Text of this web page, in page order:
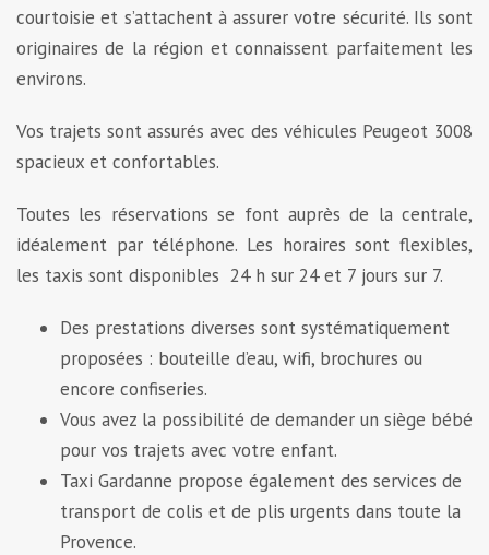
courtoisie et s’attachent à assurer votre sécurité. Ils sont
originaires de la région et connaissent parfaitement les
environs.
Vos trajets sont assurés avec des véhicules Peugeot 3008
spacieux et confortables.
Toutes les réservations se font auprès de la centrale,
idéalement par téléphone. Les horaires sont flexibles,
les taxis sont disponibles 24 h sur 24 et 7 jours sur 7.
Des prestations diverses sont systématiquement
proposées : bouteille d’eau, wifi, brochures ou
encore confiseries.
Vous avez la possibilité de demander un siège bébé
pour vos trajets avec votre enfant.
Taxi Gardanne propose également des services de
transport de colis et de plis urgents dans toute la
Provence.